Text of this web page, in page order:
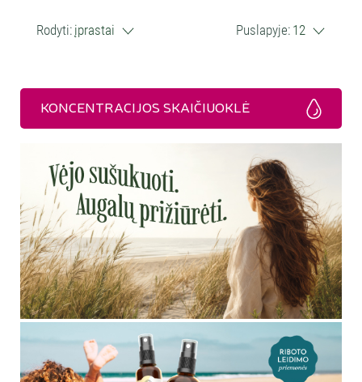
Rodyti: įprastai Puslapyje: 12
KONCENTRACIJOS SKAIČIUOKLĖ